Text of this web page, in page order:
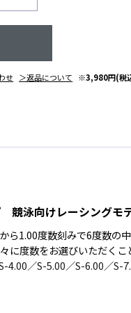
せ ＞返品について ※3,980円(税
競泳向けレーシングモ
ら1.00度数刻みで6度数の
に度数をお選びいただくこ
4.00／S-5.00／S-6.00／S-